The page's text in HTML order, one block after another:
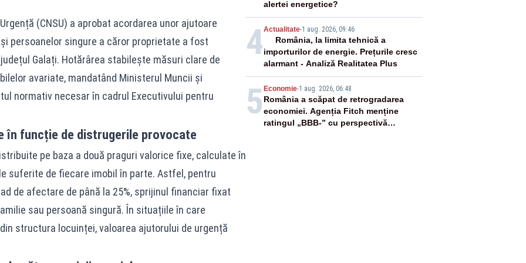
(CNSU) a aprobat acordarea unor ajutoare
persoanelor singure a căror proprietate a fost
Galați. Hotărârea stabilește măsuri clare de
avariate, mandatând Ministerul Muncii și
normativ necesar în cadrul Executivului pentru
în funcție de distrugerile provocate
pe baza a două praguri valorice fixe, calculate în
suferite de fiecare imobil în parte. Astfel, pentru
de afectare de până la 25%, sprijinul financiar fixat
sau persoană singură. În situațiile în care
structura locuinței, valoarea ajutorului de urgență
alertei energetice?
4Actualitate-1 aug. 2026, 09:46
România, la limita tehnică a
importurilor de energie. Prețurile cresc
alarmant - Analiză Realitatea Plus
5 Economie-1 aug. 2026, 06:48
România a scăpat de retrogradarea
economiei. Agenția Fitch menține
ratingul „BBB-” cu perspectivă